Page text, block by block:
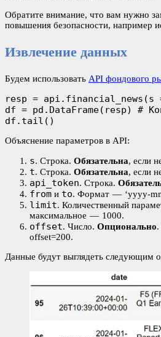
Обратите внимание, что вам нужно
повышения безопасности, например
Извлечение данных
Будем использовать API фондового
resp = api.financial_news(s
df = pd.DataFrame(resp) #
df.tail()
Объяснение параметров в API:
s. Строка. Обязательна, если
t. Строка. Обязательна, если
api_token. Строка.
from и to. Формат — ‘yyyy-
limit. Количественный
максимальное — 1000.
offset. Число. Опционально
offset=200.
Данные будут выглядеть следующим